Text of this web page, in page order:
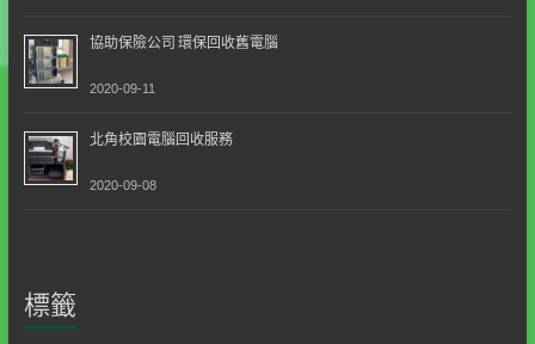
協助保險公司 環保回收舊電腦
2020-09-11
北角校園電腦回收服務
2020-09-08
標籤